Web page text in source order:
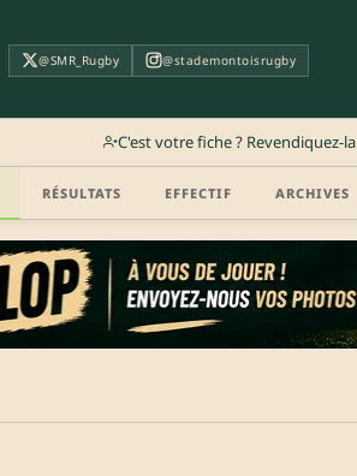
@SMR_Rugby @stademontoisrugby
C'est votre fiche ? Revendiquez-la
RÉSULTATS EFFECTIF ARCHIVES